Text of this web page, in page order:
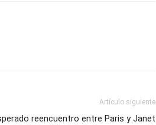
Artículo siguiente
reencuentro entre Paris y Janet